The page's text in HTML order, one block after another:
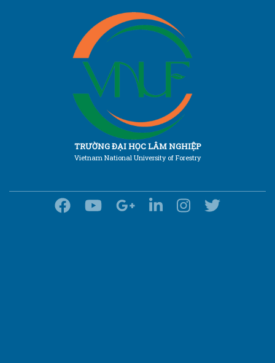
TRƯỜNG ĐẠI HỌC LÂM NGHIỆP
Vietnam National University of Forestry